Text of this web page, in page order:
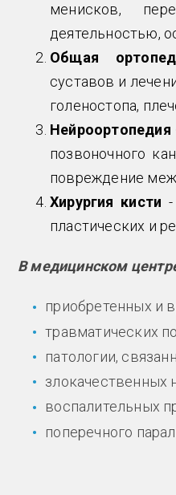
менисков,
деятельностью,
Общая
суставов и
голеностопа,
позвоночного
повреждение
Хирургия кисти
пластических и
В медицинском
приобретенных и
травматических
патологии,
злокачественных
воспалительных
поперечного